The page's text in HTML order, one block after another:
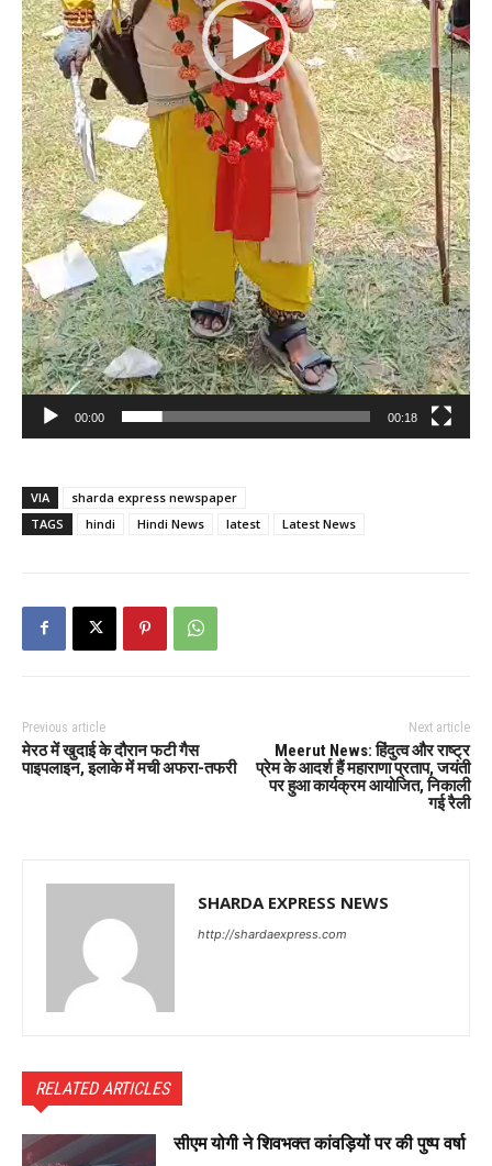
00:00 00:18
VIA
sharda express newspaper
TAGS
hindi Hindi News latest Latest News
Previous article
मेरठ में खुदाई के दौरान फटी गैस
पाइपलाइन, इलाके में मची अफरा-तफरी
Next article
Meerut News: हिंदुत्व और राष्ट्र
प्रेम के आदर्श हैं महाराणा प्रताप, जयंती
पर हुआ कार्यक्रम आयोजित, निकाली
गई रैली
SHARDA EXPRESS NEWS
http://shardaexpress.com
RELATED ARTICLES
सीएम योगी ने शिवभक्त कांवड़ियों पर की पुष्प वर्षा